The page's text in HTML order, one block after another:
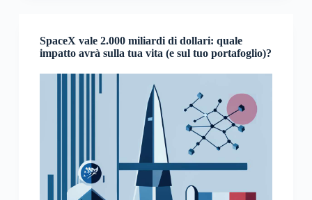
SpaceX vale 2.000 miliardi di dollari: quale
impatto avrà sulla tua vita (e sul tuo portafoglio)?